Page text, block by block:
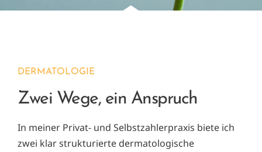
DERMATOLOGIE
Zwei Wege, ein Anspruch
In meiner Privat- und Selbstzahlerpraxis biete ich
zwei klar strukturierte dermatologische